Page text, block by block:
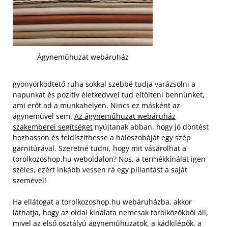
Ágyneműhuzat webáruház
gyönyörködtető ruha sokkal szebbé tudja varázsolni a
napunkat és pozitív életkedvvel tud eltölteni bennünket,
ami erőt ad a munkahelyen. Nincs ez másként az
ágyneművel sem. Az ágyneműhuzat webáruház
szakemberei segítséget nyújtanak abban, hogy jó döntést
hozhasson és feldíszíthesse a hálószobáját egy szép
garnitúrával. Szeretné tudni, hogy mit vásárolhat a
torolkozoshop.hu weboldalon? Nos, a termékkínálat igen
széles, ezért inkább vessen rá egy pillantást a saját
szemével!
Ha ellátogat a torolkozoshop.hu webáruházba, akkor
láthatja, hogy az oldal kínálata nemcsak törölközőkből áll,
mivel az első osztályú ágyneműhuzatok, a kádkilépők, a